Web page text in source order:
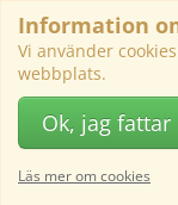
Information
Vi använder
webbplats.
Ok, jag fattar
Läs mer om cookies